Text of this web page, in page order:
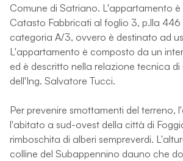
Comune di Satriano. L'appartamento
Catasto Fabbricati al foglio 3, p.lla 446
categoria A/3, ovvero è destinato ad
L'appartamento è composto da un
ed è descritto nella relazione tecnica di
dell'Ing. Salvatore Tucci.
Per prevenire smottamenti del terreno,
l'abitato a sud-ovest della città di
rimboschita di alberi sempreverdi.
colline del Subappennino dauno che